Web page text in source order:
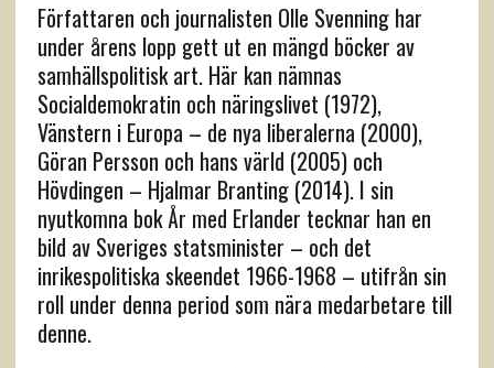
Författaren och journalisten Olle Svenning har
under årens lopp gett ut en mängd böcker av
samhällspolitisk art. Här kan nämnas
Socialdemokratin och näringslivet (1972),
Vänstern i Europa – de nya liberalerna (2000),
Göran Persson och hans värld (2005) och
Hövdingen – Hjalmar Branting (2014). I sin
nyutkomna bok År med Erlander tecknar han en
bild av Sveriges statsminister – och det
inrikespolitiska skeendet 1966-1968 – utifrån sin
roll under denna period som nära medarbetare till
denne.